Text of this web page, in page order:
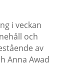
i veckan
och
av
Anna Awad